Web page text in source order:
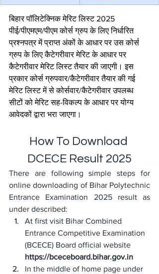
बिहार पॉलिटेक्निक मेरिट लिस्ट 2025
पीई/पीएमएम/पीएम कोर्स ग्रुप के लिए निर्धारित
प्रश्नपत्र में प्राप्त अंकों के आधार पर उस कोर्स
ग्रुप के लिए कैटेगरीवार मेरिट के आधार पर
कैटेगरीवार मेरिट लिस्ट तैयार की जाएगी। इस
प्रकार कोर्स ग्रुपवार/कैटेगरीवार तैयार की गई
मेरिट लिस्ट में से कोर्सवार/कैटेगरीवार उपलब्ध
सीटों को मेरिट सह-विकल्प के आधार पर योग्य
आवेदकों द्वारा भरा जाएगा।
How To Download
DCECE Result 2025
There are following simple steps for
online downloading of Bihar Polytechnic
Entrance Examination 2025 result as
under described:
At first visit Bihar Combined
Entrance Competitive Examination
(BCECE) Board official website
https://bceceboard.bihar.gov.in
In the middle of home page under